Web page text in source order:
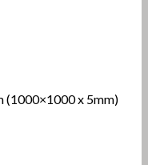
(1000×1000 x 5mm)